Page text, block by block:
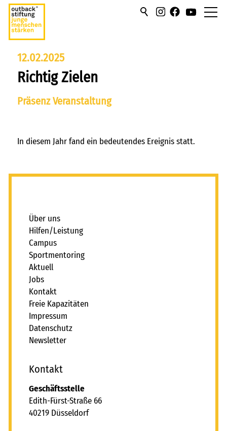
über uns
hilfen/leistung
campus
sportmentoring
freie kapazitäten
FAIRMILIE
initiativbewerbung
12.02.2025
Richtig Zielen
Präsenz Veranstaltung
In diesem Jahr fand ein bedeutendes Ereignis statt.
Über uns
Hilfen/Leistung
Campus
Sportmentoring
Aktuell
Jobs
Kontakt
Freie Kapazitäten
Impressum
Datenschutz
Newsletter
Kontakt
Geschäftsstelle
Edith-Fürst-Straße 66
40219 Düsseldorf